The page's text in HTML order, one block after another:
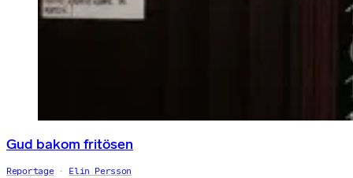
Gud bakom fritösen
Reportage Elin Persson